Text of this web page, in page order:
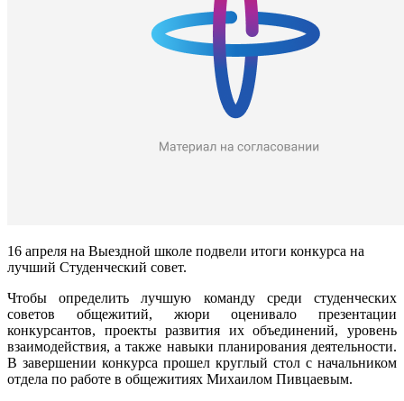
16 апреля на Выездной школе подвели итоги конкурса на
лучший Студенческий совет.
Чтобы определить лучшую команду среди студенческих
советов общежитий, жюри оценивало презентации
конкурсантов, проекты развития их объединений, уровень
взаимодействия, а также навыки планирования деятельности.
В завершении конкурса прошел круглый стол с начальником
отдела по работе в общежитиях Михаилом Пивцаевым.